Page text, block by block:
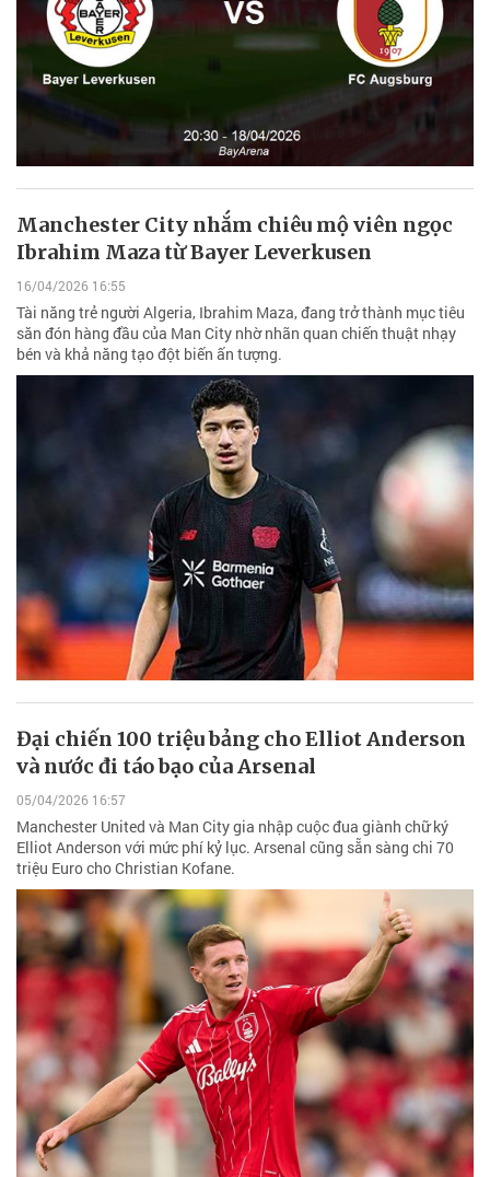
Manchester City nhắm chiêu mộ viên ngọc
Ibrahim Maza từ Bayer Leverkusen
16/04/2026 16:55
Tài năng trẻ người Algeria, Ibrahim Maza, đang trở thành mục tiêu
săn đón hàng đầu của Man City nhờ nhãn quan chiến thuật nhạy
bén và khả năng tạo đột biến ấn tượng.
Đại chiến 100 triệu bảng cho Elliot Anderson
và nước đi táo bạo của Arsenal
05/04/2026 16:57
Manchester United và Man City gia nhập cuộc đua giành chữ ký
Elliot Anderson với mức phí kỷ lục. Arsenal cũng sẵn sàng chi 70
triệu Euro cho Christian Kofane.